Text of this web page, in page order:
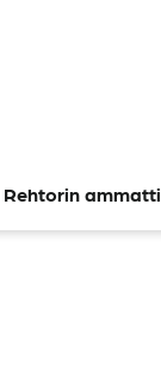
Rehtorin ammatti